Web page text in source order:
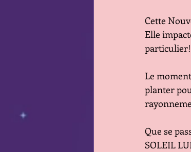
Cette
Elle
particulier!
Le
planter
Que se
SOLEIL